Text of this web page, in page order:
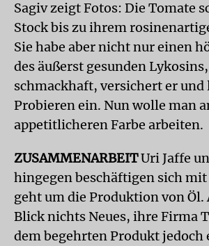
Sagiv zeigt Fotos: Die Tomate
Stock bis zu ihrem
Sie habe aber nicht nur einen
des äußerst gesunden
schmackhaft, versichert er und
Probieren ein. Nun wolle man
appetitlicheren Farbe arbeiten.
ZUSAMMENARBEITUri Jaffe
hingegen beschäftigen sich mit
geht um die Produktion von Öl.
Blick nichts Neues, ihre Firma
dem begehrten Produkt jedoch